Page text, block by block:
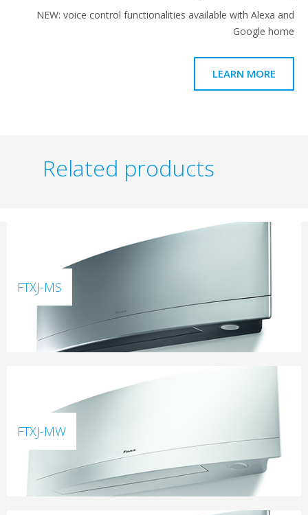
NEW: voice control functionalities available with
LEARN
Related products